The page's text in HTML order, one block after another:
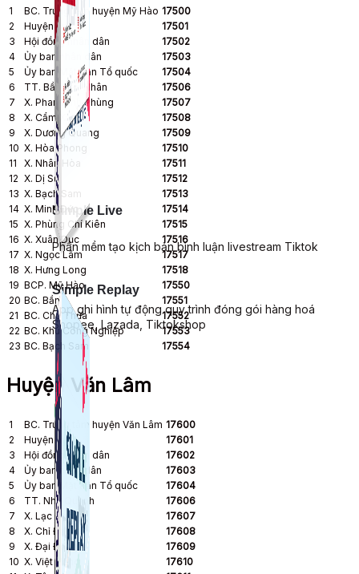
Simple Replay
App ghi hình tự động quy trình đóng gói hàng hoá
Shopee, Lazada, Tiktokshop
Simple Live
Phần mềm tạo kịch bản bình luận livestream Tiktok
1 BC. Trung tâm huyện Mỹ Hào 17500
2
Huyện ủy
17501
3
Hội đồng nhân dân
17502
4
Ủy ban nhân dân
17503
5
Ủy ban Mặt trận Tổ quốc
17504
6
TT. Bần Yên Nhân
17506
7
X. Phan Đình Phùng
17507
8
X. Cẩm Xá
17508
9
X. Dương Quang
17509
10 X. Hòa Phong
17510
11
X. Nhân Hòa
17511
12 X. Dị Sử
17512
13 X. Bạch Sam
17513
14 X. Minh Đức
17514
15 X. Phùng Chí Kiên
17515
16 X. Xuân Dục
17516
17 X. Ngọc Lâm
17517
18 X. Hưng Long
17518
19 BCP. Mỹ Hào
17550
20 BC. Bần
17551
21 BC. Chợ Thứa
17552
22 BC. Khu Công Nghiệp
17553
23 BC. Bạch Sam 17554
Huyện Văn Lâm
1 BC. Trung tâm huyện Văn Lâm 17600
2
Huyện ủy
17601
3
Hội đồng nhân dân
17602
4
Ủy ban nhân dân
17603
5
Ủy ban Mặt trận Tổ quốc
17604
6
TT. Như Quỳnh
17606
7
X. Lạc Đạo
17607
8
X. Chỉ Đạo
17608
9
X. Đại Đồng
17609
10 X. Việt Hưng
17610